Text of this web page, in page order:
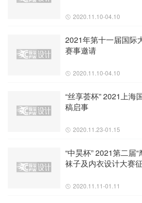
2020.11.10-04.10
2021年第十一届国际
赛事邀请
2020.11.10-04.10
“丝享荟杯” 2021上海
稿启事
2020.11.23-01.15
“中昊杯” 2021第二届
袜子及内衣设计大赛
2020.11.11-01.11